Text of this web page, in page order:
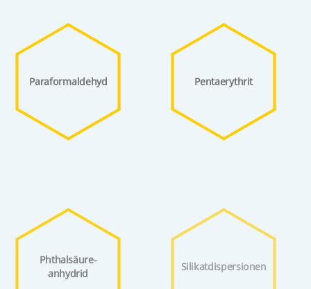
Paraformaldehyd Pentaerythrit
Phthalsäure­
anhydrid
Silikat­dispersionen